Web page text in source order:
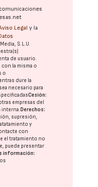
Legal y la
S.L.U.
de usuario.
la misma o
o
dure la
necesario para
Cesión:
empresas del
interna. Derechos:
supresión,
y
con
el tratamiento no
puede presentar
información: